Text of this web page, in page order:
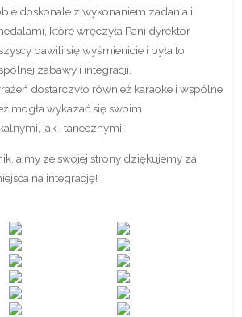
doskonale z wykonaniem zadania i
które wręczyła Pani dyrektor
bawili się wyśmienicie i była to
zabawy i integracji.
dostarczyło również karaoke i wspólne
mogła wykazać się swoim
jak i tanecznymi.
a my ze swojej strony dziękujemy za
na integrację!